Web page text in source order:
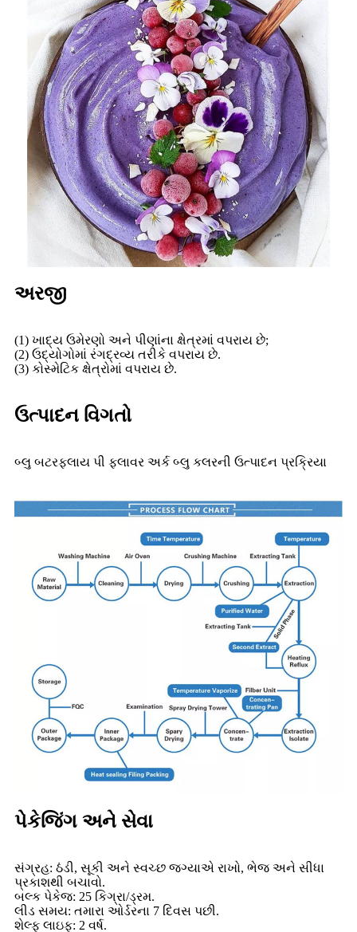
અરજી
(1) ખાદ્ય ઉમેરણો અને પીણાંના ક્ષેત્રમાં વપરાય છે;
(2) ઉદ્યોગોમાં રંગદ્રવ્ય તરીકે વપરાય છે.
(3) કોસ્મેટિક ક્ષેત્રોમાં વપરાય છે.
ઉત્પાદન વિગતો
બ્લુ બટરફ્લાય પી ફ્લાવર અર્ક બ્લુ કલરની ઉત્પાદન પ્રક્રિયા
પેકેજિંગ અને સેવા
સંગ્રહ: ઠંડી, સૂકી અને સ્વચ્છ જગ્યાએ રાખો, ભેજ અને સીધા
પ્રકાશથી બચાવો.
બલ્ક પેકેજ: 25 કિગ્રા/ડ્રમ.
લીડ સમય: તમારા ઓર્ડરના 7 દિવસ પછી.
શેલ્ફ લાઇફ: 2 વર્ષ.